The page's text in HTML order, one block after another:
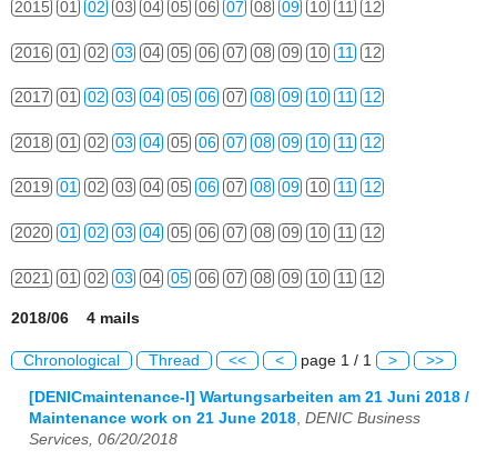
2015 01 02 03 04 05 06 07 08 09 10 11 12
2016 01 02 03 04 05 06 07 08 09 10 11 12
2017 01 02 03 04 05 06 07 08 09 10 11 12
2018 01 02 03 04 05 06 07 08 09 10 11 12
2019 01 02 03 04 05 06 07 08 09 10 11 12
2020 01 02 03 04 05 06 07 08 09 10 11 12
2021 01 02 03 04 05 06 07 08 09 10 11 12
2018/06 4 mails
Chronological Thread << < page 1 / 1 > >>
[DENICmaintenance-l] Wartungsarbeiten am 21 Juni 2018 /
Maintenance work on 21 June 2018 DENIC Business
Services, 06/20/2018